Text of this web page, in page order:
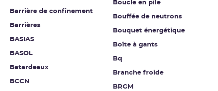
Barrière de confinement
Barrières
BASIAS
BASOL
Batardeaux
BCCN
Boucle en pile
Bouffée de neutrons
Bouquet énergétique
Boîte à gants
Bq
Branche froide
BRGM